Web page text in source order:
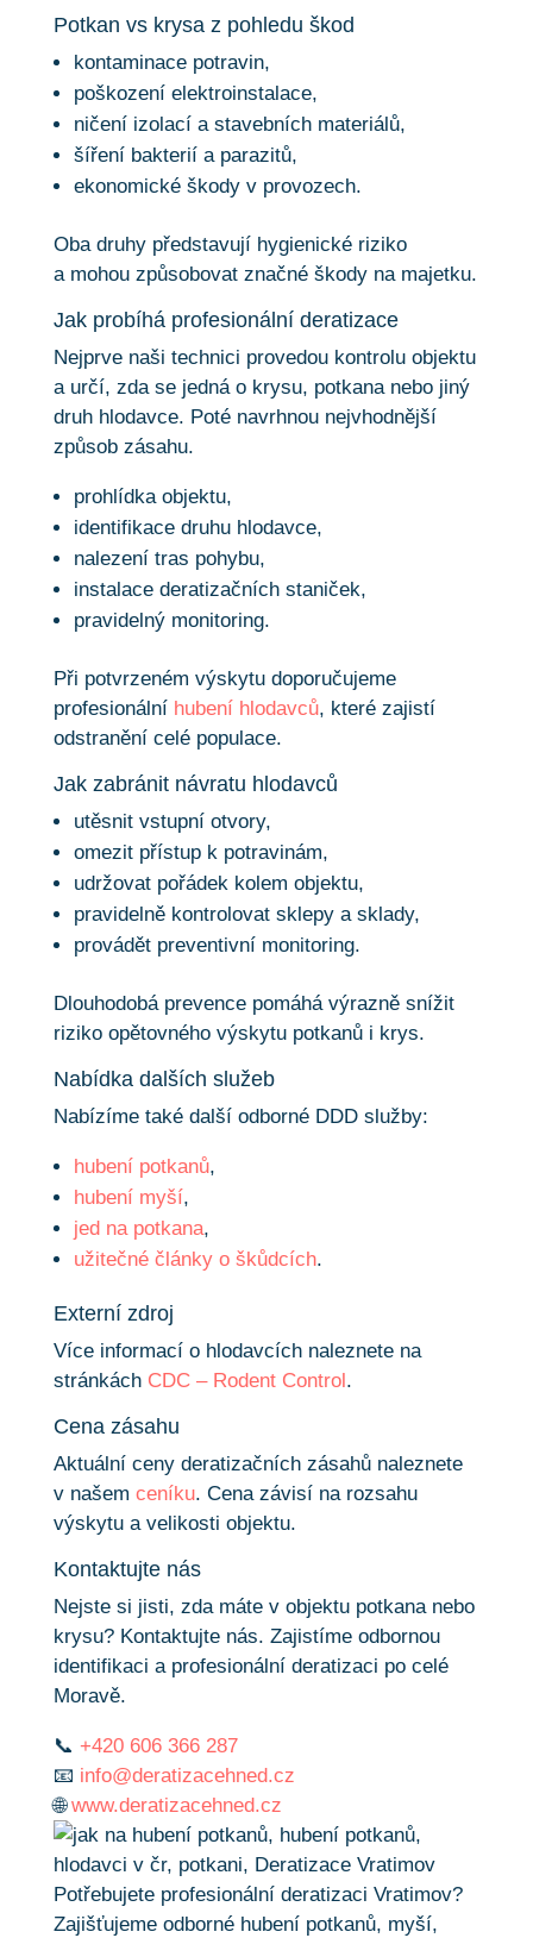
Potkan vs krysa z pohledu škod
kontaminace potravin,
poškození elektroinstalace,
ničení izolací a stavebních materiálů,
šíření bakterií a parazitů,
ekonomické škody v provozech.
Oba druhy představují hygienické riziko
a mohou způsobovat značné škody na majetku.
Jak probíhá profesionální deratizace
Nejprve naši technici provedou kontrolu objektu
a určí, zda se jedná o krysu, potkana nebo jiný
druh hlodavce. Poté navrhnou nejvhodnější
způsob zásahu.
prohlídka objektu,
identifikace druhu hlodavce,
nalezení tras pohybu,
instalace deratizačních staniček,
pravidelný monitoring.
Při potvrzeném výskytu doporučujeme
profesionální hubení hlodavců, které zajistí
odstranění celé populace.
Jak zabránit návratu hlodavců
utěsnit vstupní otvory,
omezit přístup k potravinám,
udržovat pořádek kolem objektu,
pravidelně kontrolovat sklepy a sklady,
provádět preventivní monitoring.
Dlouhodobá prevence pomáhá výrazně snížit
riziko opětovného výskytu potkanů i krys.
Nabídka dalších služeb
Nabízíme také další odborné DDD služby:
hubení potkanů,
hubení myší,
jed na potkana,
užitečné články o škůdcích.
Externí zdroj
Více informací o hlodavcích naleznete na
stránkách CDC – Rodent Control.
Cena zásahu
Aktuální ceny deratizačních zásahů naleznete
v našem ceníku. Cena závisí na rozsahu
výskytu a velikosti objektu.
Kontaktujte nás
Nejste si jisti, zda máte v objektu potkana nebo
krysu? Kontaktujte nás. Zajistíme odbornou
identifikaci a profesionální deratizaci po celé
Moravě.
📞 +420 606 366 287
📧 info@deratizacehned.cz
🌐www.deratizacehned.cz